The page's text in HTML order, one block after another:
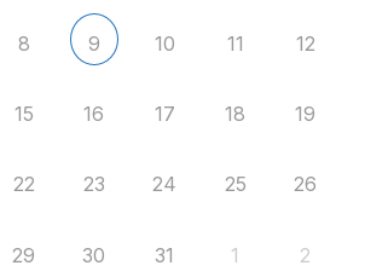
8 9 10 11 12
15 16 17 18 19
22 23 24 25 26
29 30 31 1 2